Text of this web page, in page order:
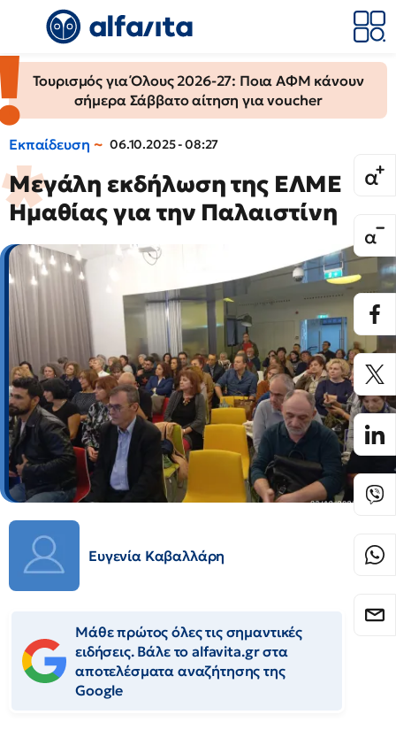
Τουρισμός για Όλους 2026-27: Ποια ΑΦΜ κάνουν
σήμερα Σάββατο αίτηση για voucher
Εκπαίδευση 06.10.2025 - 08:27
Μεγάλη εκδήλωση της ΕΛΜΕ
Ημαθίας για την Παλαιστίνη
Ευγενία Καβαλλάρη
Μάθε πρώτος όλες τις σημαντικές
ειδήσεις. Βάλε το alfavita.gr στα
αποτελέσματα αναζήτησης της
Google